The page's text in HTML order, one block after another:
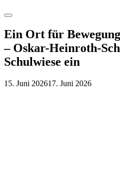
Menu
Ein Ort für
– Oskar-Heinroth-
Schulwiese ein
15. Juni 202617. Juni 2026